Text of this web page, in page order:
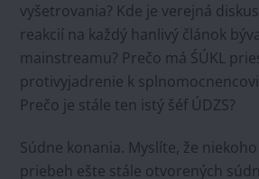
vyšetrovania? Kde je verejná
reakcií na každý hanlivý článok
mainstreamu? Prečo má ŚÚKL
protivyjadrenie k
Prečo je stále ten istý šéf ÚDZS?
Súdne konania. Myslíte, že
priebeh ešte stále otvorených